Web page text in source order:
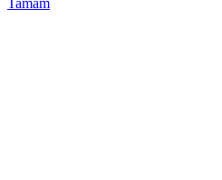
Tamam